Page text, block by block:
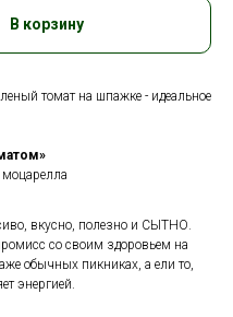
В корзину
томат на шпажке - идеальное
вкусно, полезно и СЫТНО.
со своим здоровьем на
обычных пикниках, а ели то,
энергией.